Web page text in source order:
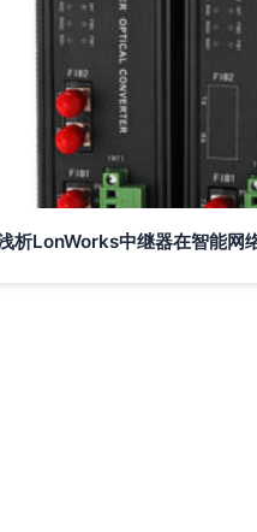
析LonWorks中继器在智能网